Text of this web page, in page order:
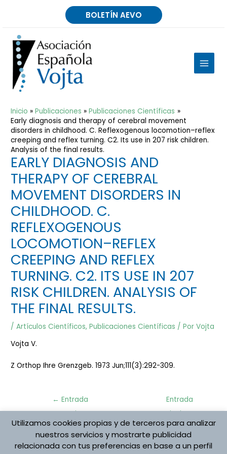
BOLETÍN AEVO
MAIN
Inicio Publicaciones
Publicaciones Científicas
Early diagnosis and therapy of cerebral movement
disorders in childhood. C. Reflexogenous locomotion–reflex
creeping and reflex turning. C2. Its use in 207 risk children.
Analysis of the final results.
EARLY DIAGNOSIS AND
THERAPY OF CEREBRAL
MOVEMENT DISORDERS IN
CHILDHOOD. C.
REFLEXOGENOUS
LOCOMOTION–REFLEX
CREEPING AND REFLEX
TURNING. C2. ITS USE IN 207
RISK CHILDREN. ANALYSIS OF
THE FINAL RESULTS.
/Artículos Científicos,Publicaciones Científicas / PorVojta
Vojta V.
Z Orthop Ihre Grenzgeb. 1973 Jun;111(3):292-309.
Navegación
← Entrada
anterior
Entrada
siguiente
→
Utilizamos cookies propias y de terceros para analizar
nuestros servicios y mostrarte publicidad
relacionada con tus preferencias en base a un perfil